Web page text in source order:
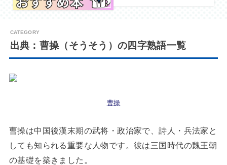
出典：曹操（そうそう）の四字熟語一覧
曹操
曹操は中国後漢末期の武将・政治家で、詩人・兵法家と
しても知られる重要な人物です。彼は三国時代の魏王朝
の基礎を築きました。